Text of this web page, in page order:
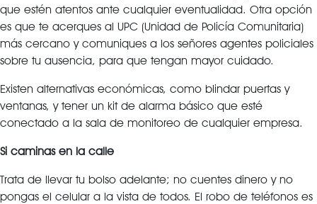
que estén atentos ante cualquier eventualidad. Otra opción
es que te acerques al UPC (Unidad de Policía Comunitaria)
más cercano y comuniques a los señores agentes policiales
sobre tu ausencia, para que tengan mayor cuidado.
Existen alternativas económicas, como blindar puertas y
ventanas, y tener un kit de alarma básico que esté
conectado a la sala de monitoreo de cualquier empresa.
Si caminas en la calle
Trata de llevar tu bolso adelante; no cuentes dinero y no
pongas el celular a la vista de todos. El robo de teléfonos es